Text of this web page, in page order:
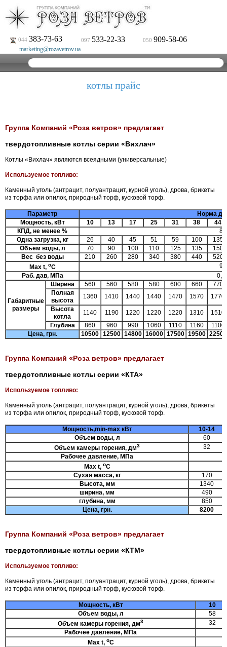
044 383-73-63 097 533-22-33 050 909-58-06
marketing@rozavetrov.ua
котлы прайс
Группа Компаний «Роза ветров» предлагает
твердотопливные котлы серии «Вихлач»
Котлы «Вихлач» являются всеядными (универсальные)
Используемое топливо:
Каменный уголь (антрацит, полуантрацит, курной уголь), дрова, брикеты
из торфа или опилок, природный торф, кусковой торф.
Параметр
Норма
Мощность, кВт
10 13 17 25 31 38
44
КПД, не менее %
82
Одна загрузка, кг
26 40 45 51 59 100
135
Объем воды, л
70 90 100 110 125 135
150
Вес без воды
210 260 280 340 380 440
520
Max t, оС
90
Раб. дав, МПа
Габаритные
размеры
Ширина 560 560 580 580 600 660
770
Полная
высота
1360 1410 1440 1440 1470 1570
1770
Высота
котла
1140 1190 1220 1220 1220 1310
1510
Глубина
860 960 990 1060 1110 1160
1100
Цена, грн.
10500 12500 14800 16000 17500 19500 22500
Группа Компаний «Роза ветров» предлагает
твердотопливные котлы серии «КТА»
Используемое топливо:
Каменный уголь (антрацит, полуантрацит, курной уголь), дрова, брикеты
из торфа или опилок, природный торф, кусковой торф.
Мощность,min-max кВт
10-14
Объем воды, л
60
Объем камеры горения, дм3
32
Рабочее давление, МПа
Max t, оС
Сухая масса, кг
170
Высота, мм
1340
ширина, мм
490
глубина, мм
850
Цена, грн.
8200
Группа Компаний «Роза ветров» предлагает
твердотопливные котлы серии «КТМ»
Используемое топливо:
Каменный уголь (антрацит, полуантрацит, курной уголь), дрова, брикеты
из торфа или опилок, природный торф, кусковой торф.
Мощность, кВт
10
Объем воды, л
58
Объем камеры горения, дм3
32
Рабочее давление, МПа
Max t, оС